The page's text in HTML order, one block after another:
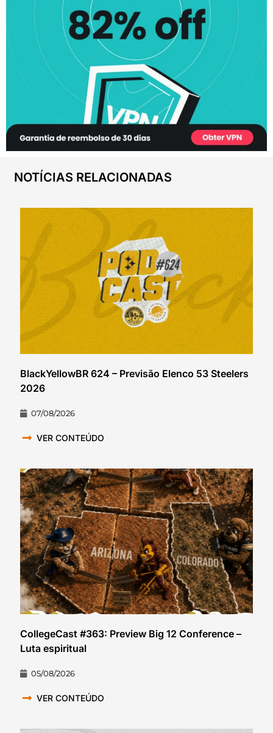
NOTÍCIAS RELACIONADAS
BlackYellowBR 624 – Previsão Elenco 53 Steelers
2026
07/08/2026
VER CONTEÚDO
CollegeCast #363: Preview Big 12 Conference –
Luta espiritual
05/08/2026
VER CONTEÚDO